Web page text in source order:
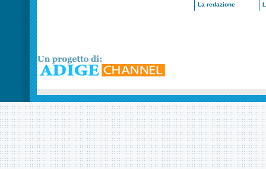
La redazione